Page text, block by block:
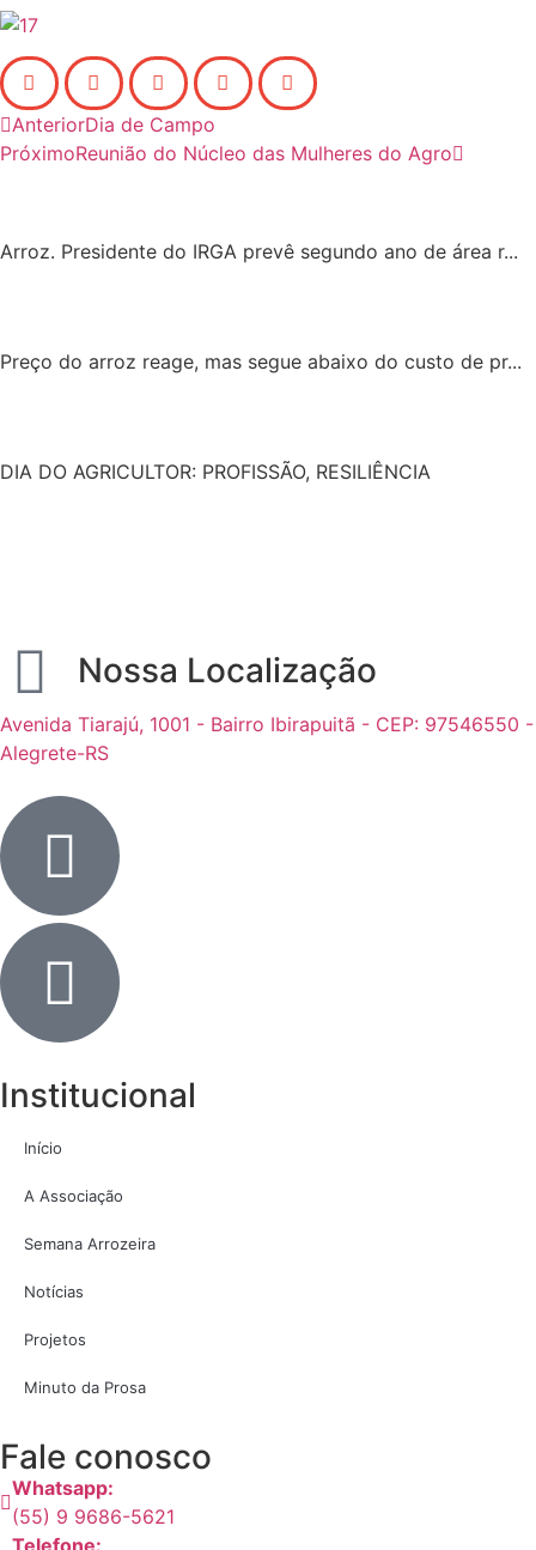
AnteriorDia de Campo
PróximoReunião do Núcleo das Mulheres do Agro
Arroz. Presidente do IRGA prevê segundo ano de área r...
Preço do arroz reage, mas segue abaixo do custo de pr...
DIA DO AGRICULTOR: PROFISSÃO, RESILIÊNCIA
Nossa Localização
Avenida Tiarajú, 1001 - Bairro Ibirapuitã - CEP: 97546550 -
Alegrete-RS
Institucional
Início
A Associação
Semana Arrozeira
Notícias
Projetos
Minuto da Prosa
Fale conosco
Whatsapp:
(55) 9 9686-5621